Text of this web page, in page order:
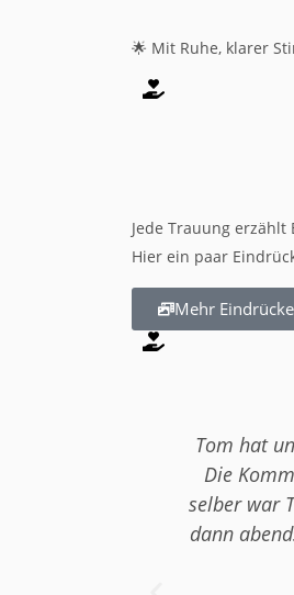
🌟 Mit Ruhe, klarer
Jede Trauung erzählt
Hier ein paar
Mehr
Tom hat
Die
selber war
dann